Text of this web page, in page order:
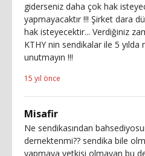
giderseniz daha çok hak
yapmayacaktır !!! Şirket dara
hak isteyecektir... Verdiğiniz
KTHY nin sendikalar ile 5 yılda
unutmayın !!!
15 yıl önce
Misafir
Ne sendikasından
dernektenmi?? sendika bile
yapmaya yetkisi olmayan bu